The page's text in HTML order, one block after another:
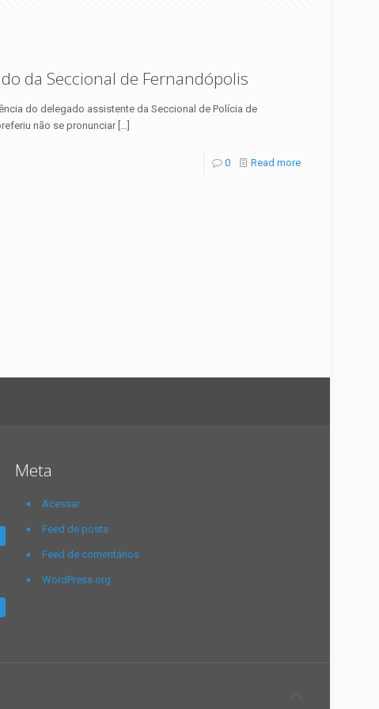
da Seccional de Fernandópolis
do delegado assistente da Seccional de Polícia de
não se pronunciar[…]
0 Read more
Meta
Acessar
Feed de posts
Feed de comentários
WordPress.org